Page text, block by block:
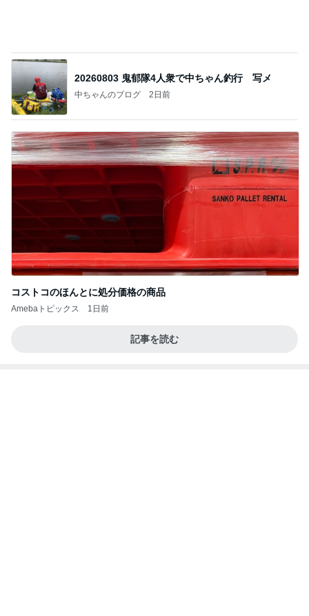
20260803 鬼郁隊4人衆で中ちゃん釣行 写メ
中ちゃんのブログ 2日前
コストコのほんとに処分価格の商品
Amebaトピックス 1日前
記事を読む